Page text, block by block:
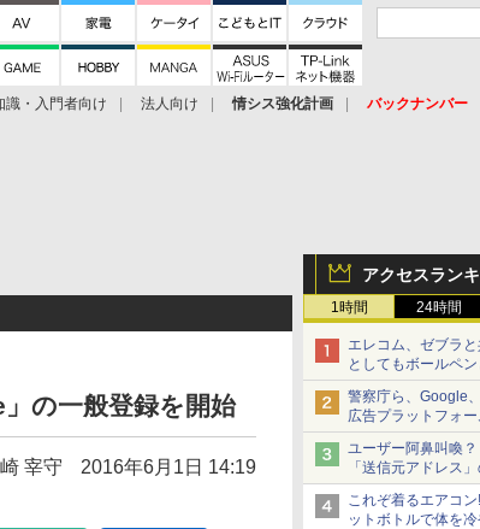
識・入門者向け 法人向け 情シス強化計画
バックナンバー
アクセスラン
1時間 24時間
エレコム、ゼブラ
としてもボールペ
スツーウェイ」発
えずに書き込める
警察庁ら、Google
広告プラットフォ
広告」対策強化を
使った投資詐欺な
ユーザー阿鼻叫喚
「送信元アドレス
【やじうまWatch】
これぞ着るエアコ
ットボトルで体を
の一般登録を開始
宰守 2016年6月1日 14:19